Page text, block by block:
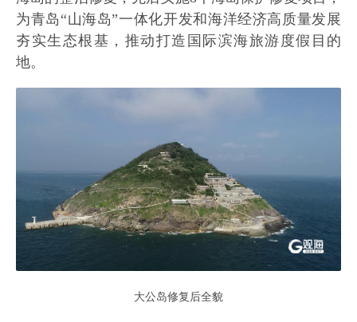
为青岛“山海岛”一体化开发和海洋经济高质量发展
夯实生态根基，推动打造国际滨海旅游度假目的
地。
大公岛修复后全貌